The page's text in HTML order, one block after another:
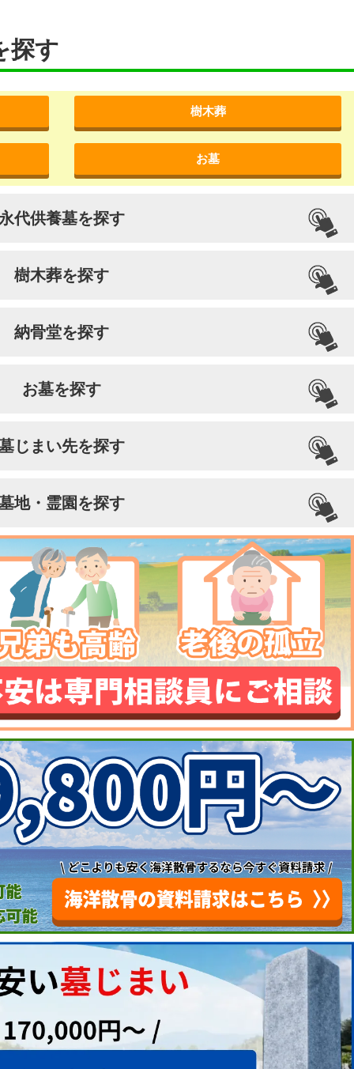
探す
樹木葬
お墓
代供養墓を探す
樹木葬を探す
納骨堂を探す
お墓を探す
じまい先を探す
地・霊園を探す